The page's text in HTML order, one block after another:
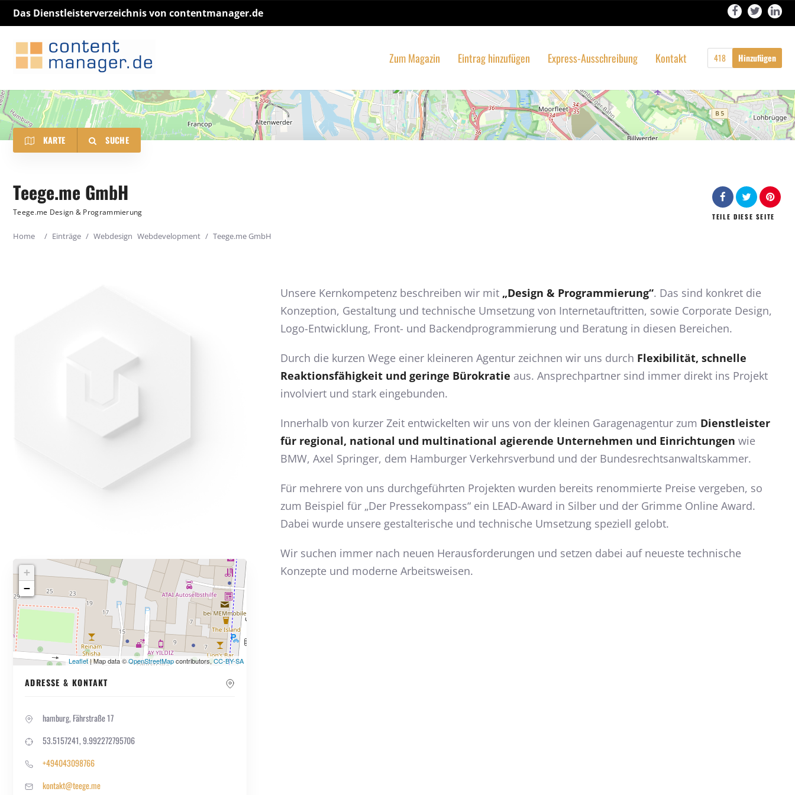
Das Dienstleisterverzeichnis von contentmanager.de
Zum Magazin Eintrag hinzufügen Express-Ausschreibung Kontakt 418 Hinzufügen
KARTE SUCHE
Teege.me GmbH
Teege.me Design & Programmierung
Home / Einträge / Webdesign Webdevelopment / Teege.me GmbH
TEILE DIESE SEITE
+
−
Leaflet| Map data ©OpenStreetMapcontributors,CC-BY-SA
ADRESSE & KONTAKT
hamburg, Fährstraße 17
53.5157241, 9.992272795706
+494043098766
kontakt@teege.me
Unsere Kernkompetenz beschreiben wir mit „Design & Programmierung“. Das sind konkret die
Konzeption, Gestaltung und technische Umsetzung von Internetauftritten, sowie Corporate Design,
Logo-Entwicklung, Front- und Backendprogrammierung und Beratung in diesen Bereichen.
Durch die kurzen Wege einer kleineren Agentur zeichnen wir uns durch Flexibilität, schnelle
Reaktionsfähigkeit und geringe Bürokratie aus. Ansprechpartner sind immer direkt ins Projekt
involviert und stark eingebunden.
Innerhalb von kurzer Zeit entwickelten wir uns von der kleinen Garagenagentur zum Dienstleister
für regional, national und multinational agierende Unternehmen und Einrichtungen wie
BMW, Axel Springer, dem Hamburger Verkehrsverbund und der Bundesrechtsanwaltskammer.
Für mehrere von uns durchgeführten Projekten wurden bereits renommierte Preise vergeben, so
zum Beispiel für „Der Pressekompass“ ein LEAD-Award in Silber und der Grimme Online Award.
Dabei wurde unsere gestalterische und technische Umsetzung speziell gelobt.
Wir suchen immer nach neuen Herausforderungen und setzen dabei auf neueste technische
Konzepte und moderne Arbeitsweisen.